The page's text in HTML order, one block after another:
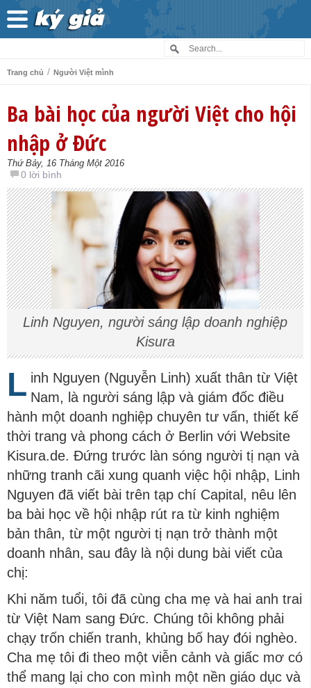
Trang chủ / Người Việt mình
Ba bài học của người Việt cho hội
nhập ở Đức
Thứ Bảy, 16 Tháng Một 2016
0 lời bình
Linh Nguyen, người sáng lập doanh nghiệp
Kisura
L inh Nguyen (Nguyễn Linh) xuất thân từ Việt
Nam, là người sáng lập và giám đốc điều
hành một doanh nghiệp chuyên tư vấn, thiết kế
thời trang và phong cách ở Berlin với Website
Kisura.de. Đứng trước làn sóng người tị nạn và
những tranh cãi xung quanh việc hội nhập, Linh
Nguyen đã viết bài trên tạp chí Capital, nêu lên
ba bài học về hội nhập rút ra từ kinh nghiệm
bản thân, từ một người tị nạn trở thành một
doanh nhân, sau đây là nội dung bài viết của
chị:
Khi năm tuổi, tôi đã cùng cha mẹ và hai anh trai
từ Việt Nam sang Đức. Chúng tôi không phải
chạy trốn chiến tranh, khủng bố hay đói nghèo.
Cha mẹ tôi đi theo một viễn cảnh và giấc mơ có
thể mang lại cho con mình một nền giáo dục và